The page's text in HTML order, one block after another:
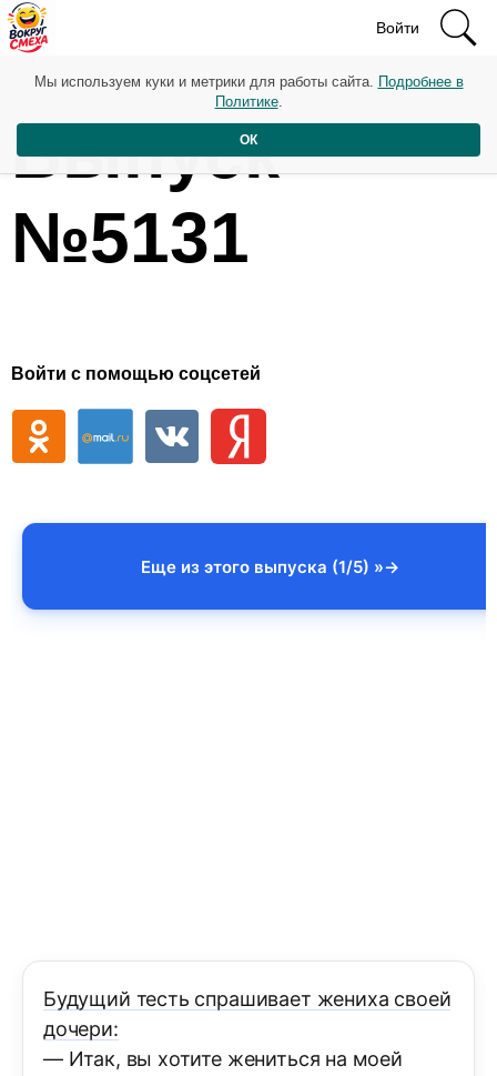
Войти
Выпуск
№5131
Войти с помощью соцсетей
Еще из этого выпуска (1/5) »
Будущий тесть спрашивает жениха своей
дочери:
— Итак, вы хотите жениться на моей
Мы используем куки и метрики для работы сайта. Подробнее в
Политике.
ОК